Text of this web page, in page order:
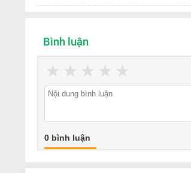
Bình luận
★
★
★
★
★
0 bình luận